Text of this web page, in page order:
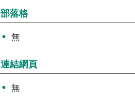
部落格
無
連結網頁
無